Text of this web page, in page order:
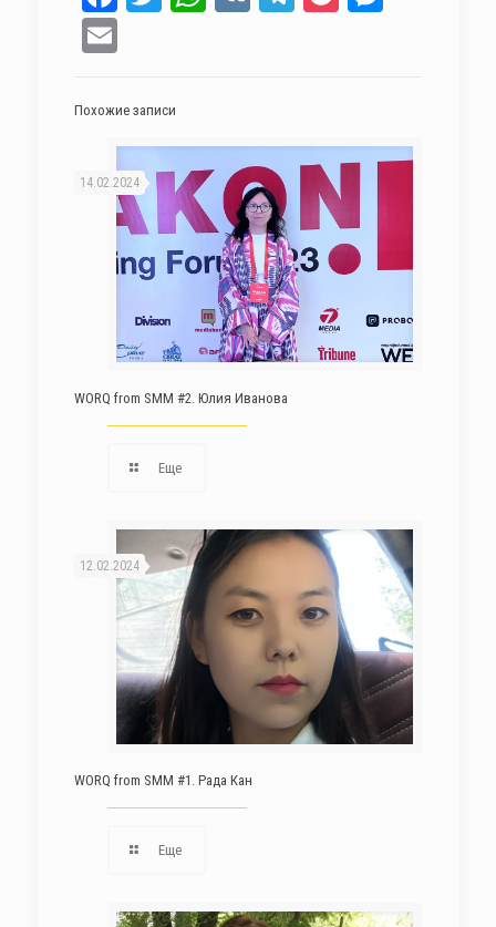
Похожие записи
14.02.2024
WORQ from SMM #2. Юлия Иванова
Еще
12.02.2024
WORQ from SMM #1. Рада Кан
Еще